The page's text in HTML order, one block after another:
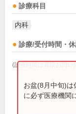
診療科目
内科
診療/受付時間・休
(診療時間は直接お問い
お盆(8月中旬)は
に必ず医療機関